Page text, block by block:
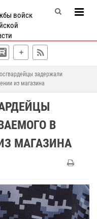
войск
задержали
из магазина
В
МАГАЗИНА